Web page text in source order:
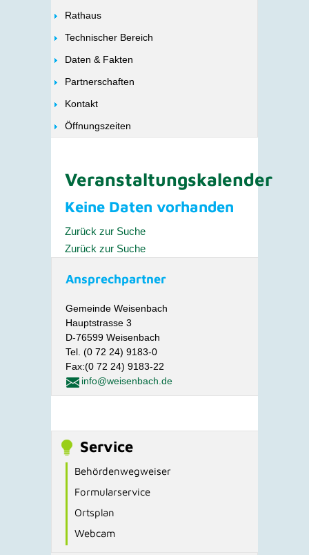
Rathaus
Technischer Bereich
Daten & Fakten
Partnerschaften
Kontakt
Öffnungszeiten
Veranstaltungskalender
Keine Daten vorhanden
Zurück zur Suche
Zurück zur Suche
Ansprechpartner
Gemeinde Weisenbach
Hauptstrasse 3
D-76599 Weisenbach
Tel. (0 72 24) 9183-0
Fax:(0 72 24) 9183-22
info@weisenbach.de
Service
Behördenwegweiser
Formularservice
Ortsplan
Webcam